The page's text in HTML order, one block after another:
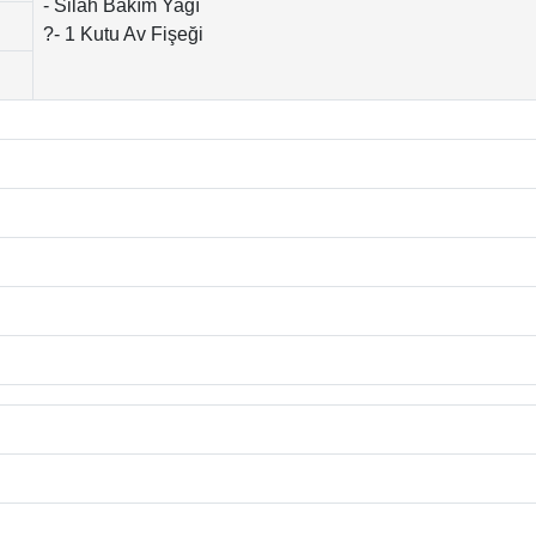
- Silah Bakım Yağı
?- 1 Kutu Av Fişeği